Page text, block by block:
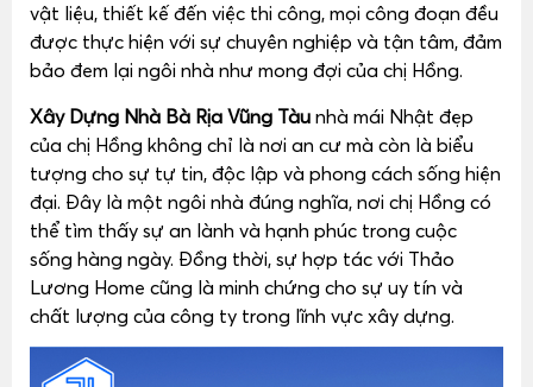
vật liệu, thiết kế đến việc thi công, mọi công đoạn đều
được thực hiện với sự chuyên nghiệp và tận tâm, đảm
bảo đem lại ngôi nhà như mong đợi của chị Hồng.
Xây Dựng Nhà Bà Rịa Vũng Tàu nhà mái Nhật đẹp
của chị Hồng không chỉ là nơi an cư mà còn là biểu
tượng cho sự tự tin, độc lập và phong cách sống hiện
đại. Đây là một ngôi nhà đúng nghĩa, nơi chị Hồng có
thể tìm thấy sự an lành và hạnh phúc trong cuộc
sống hàng ngày. Đồng thời, sự hợp tác với Thảo
Lương Home cũng là minh chứng cho sự uy tín và
chất lượng của công ty trong lĩnh vực xây dựng.